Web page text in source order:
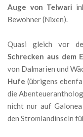
Auge von Telwari
Bewohner (Nixen).
Quasi gleich vor
Schrecken aus dem
von Dalmarien und
Hufe (übrigens
die
nicht nur auf
den Stromlandinseln